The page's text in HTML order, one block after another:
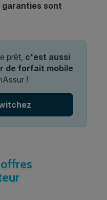
sont
prêt, c'est aussi
de forfait mobile
!